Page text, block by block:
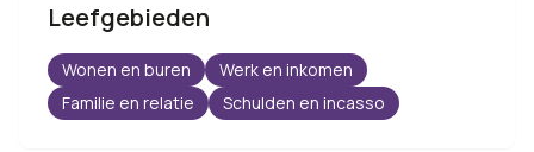
Leefgebieden
Wonen en buren
Werk en inkomen
Familie en relatie
Schulden en incasso